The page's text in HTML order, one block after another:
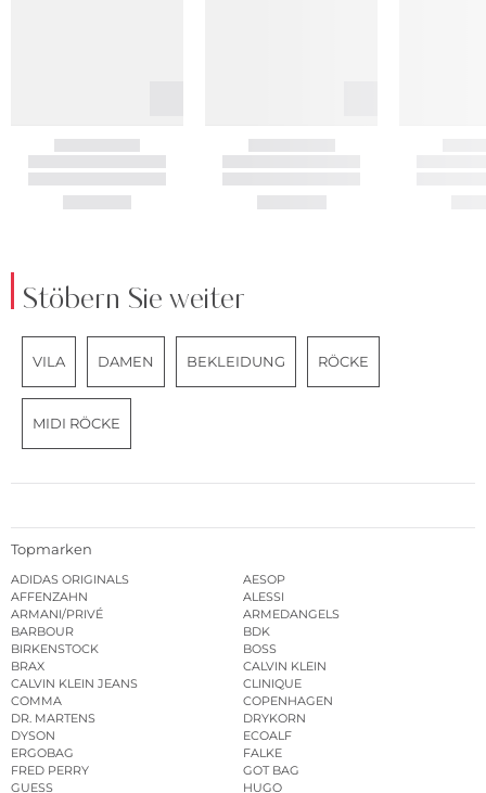
Stöbern Sie weiter
VILA DAMEN BEKLEIDUNG RÖCKE
MIDI RÖCKE
Topmarken
ADIDAS ORIGINALS
AESOP
AFFENZAHN
ALESSI
ARMANI/PRIVÉ
ARMEDANGELS
BARBOUR
BDK
BIRKENSTOCK
BOSS
BRAX
CALVIN KLEIN
CALVIN KLEIN JEANS
CLINIQUE
COMMA
COPENHAGEN
DR. MARTENS
DRYKORN
DYSON
ECOALF
ERGOBAG
FALKE
FRED PERRY
GOT BAG
GUESS
HUGO